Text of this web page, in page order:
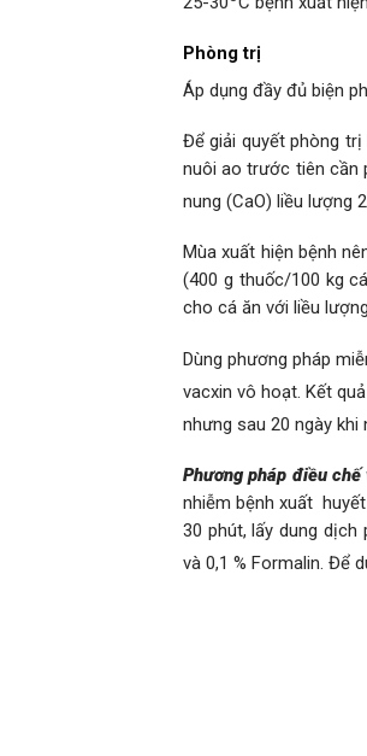
Phòng trị
Áp dụng đầy đủ biện
Để giải quyết phòng
nuôi ao trước tiên cần
nung (CaO) liều lượng
Mùa xuất hiện bệnh
(400 g thuốc/100 kg
cho cá ăn với liều
Dùng phương pháp
vacxin vô hoạt. Kết
nhưng sau 20 ngày khi
Phương pháp điều
nhiễm bệnh xuất
30 phút, lấy dung dịch
và 0,1 % Formalin. Để